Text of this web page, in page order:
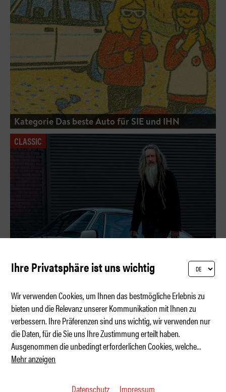
Kategorie Das beste Auto für SIE und IHN
CLASSIC
Magnus Walker Sammlerstücke ersteigern
Ihre Privatsphäre ist uns wichtig
Wir verwenden Cookies, um Ihnen das bestmögliche Erlebnis zu
bieten und die Relevanz unserer Kommunikation mit Ihnen zu
verbessern. Ihre Präferenzen sind uns wichtig, wir verwenden nur
die Daten, für die Sie uns Ihre Zustimmung erteilt haben.
Ausgenommen die unbedingt erforderlichen Cookies, welche...
Mehr anzeigen
Datenschutz Impressum